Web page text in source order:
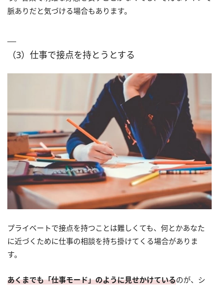
脈ありだと気づける場合もあります。
（3）仕事で接点を持とうとする
プライベートで接点を持つことは難しくても、何とかあなた
に近づくために仕事の相談を持ち掛けてくる場合がありま
す。
あくまでも「仕事モード」のように見せかけているのが、シ